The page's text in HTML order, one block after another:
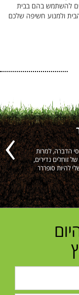
להשתמש בהם בבית
ולמנוע חשיפה שלכם
הדברה, למרות
זוחלים נדירים,
להיות סופררר